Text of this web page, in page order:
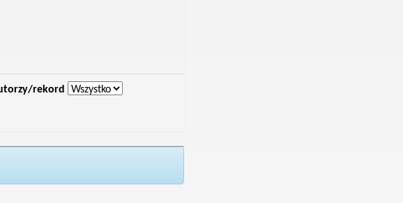
rekord